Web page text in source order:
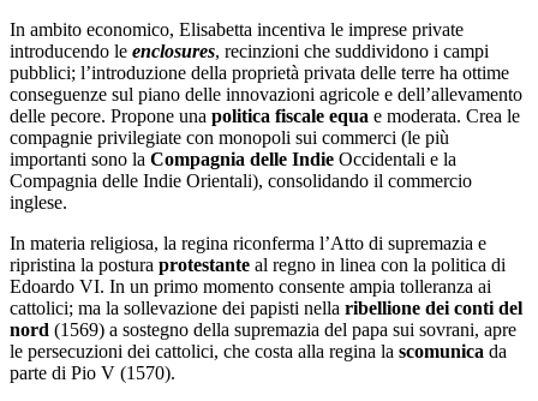
In ambito economico, Elisabetta incentiva le imprese private
introducendo le enclosures, recinzioni che suddividono i campi
pubblici; l’introduzione della proprietà privata delle terre ha ottime
conseguenze sul piano delle innovazioni agricole e dell’allevamento
delle pecore. Propone una politica fiscale equa e moderata. Crea le
compagnie privilegiate con monopoli sui commerci (le più
importanti sono la Compagnia delle Indie Occidentali e la
Compagnia delle Indie Orientali), consolidando il commercio
inglese.
In materia religiosa, la regina riconferma l’Atto di supremazia e
ripristina la postura protestante al regno in linea con la politica di
Edoardo VI. In un primo momento consente ampia tolleranza ai
cattolici; ma la sollevazione dei papisti nella ribellione dei conti del
nord (1569) a sostegno della supremazia del papa sui sovrani, apre
le persecuzioni dei cattolici, che costa alla regina la scomunica da
parte di Pio V (1570).